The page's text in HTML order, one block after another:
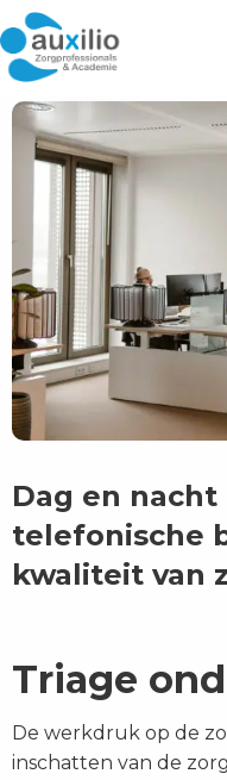
Dag en
telefonische
kwaliteit van
Triage
De werkdruk op de
inschatten van de